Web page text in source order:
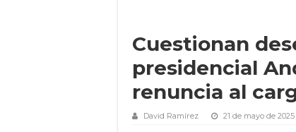
Cuestionan
presidencial
renuncia al
David Ramírez 21 de mayo de 2025